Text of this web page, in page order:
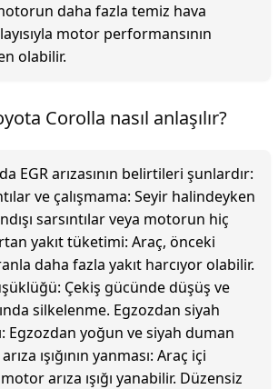
daha fazla temiz hava
motor performansının
olabilir.
Corolla nasıl anlaşılır?
EGR arızasının belirtileri şunlardır:
ve çalışmama: Seyir halindeyken
sarsıntılar veya motorun hiç
yakıt tüketimi: Araç, önceki
daha fazla yakıt harcıyor olabilir.
Çekiş gücünde düşüş ve
silkelenme. Egzozdan siyah
Egzozdan yoğun ve siyah duman
ışığının yanması: Araç içi
arıza ışığı yanabilir. Düzensiz